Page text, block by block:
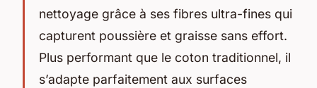
nettoyage grâce à ses fibres ultra-fines qui
capturent poussière et graisse sans effort.
Plus performant que le coton traditionnel, il
s’adapte parfaitement aux surfaces